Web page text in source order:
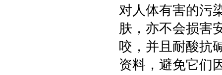
对人体有害的污
肤，亦不会损害
咬，并且耐酸抗
资料，避免它们